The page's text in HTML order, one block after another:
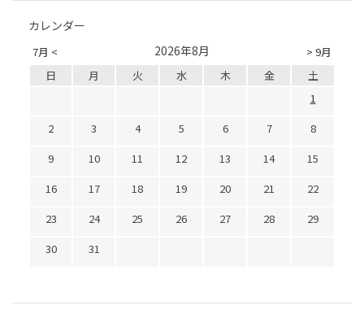
カレンダー
7月 < > 9月
2026年8月
日 月 火 水 木 金
土
1
2
3 4 5 6 7
8
9
10 11 12 13 14
15
16
17 18 19 20 21
22
23
24 25 26 27 28
29
30
31